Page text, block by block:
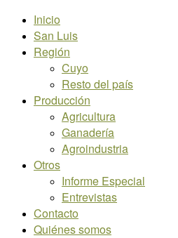
Inicio
San Luis
Región
Cuyo
Resto del país
Producción
Agricultura
Ganadería
Agroindustria
Otros
Informe Especial
Entrevistas
Contacto
Quiénes somos